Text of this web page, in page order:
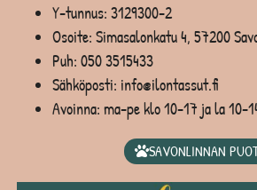
Y-tunnus: 3129300-2
Osoite: Simasalonkatu 4, 57200
Puh: 050 3515433
Sähköposti: info@ilontassut.fi
Avoinna: ma-pe klo 10-17 ja la 10-
SAVONLINNAN